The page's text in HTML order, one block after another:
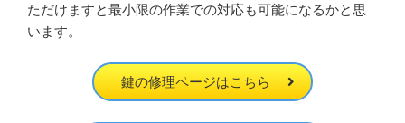
ただけますと最小限の作業での対応も可能になるかと思
います。
鍵の修理ページはこちら